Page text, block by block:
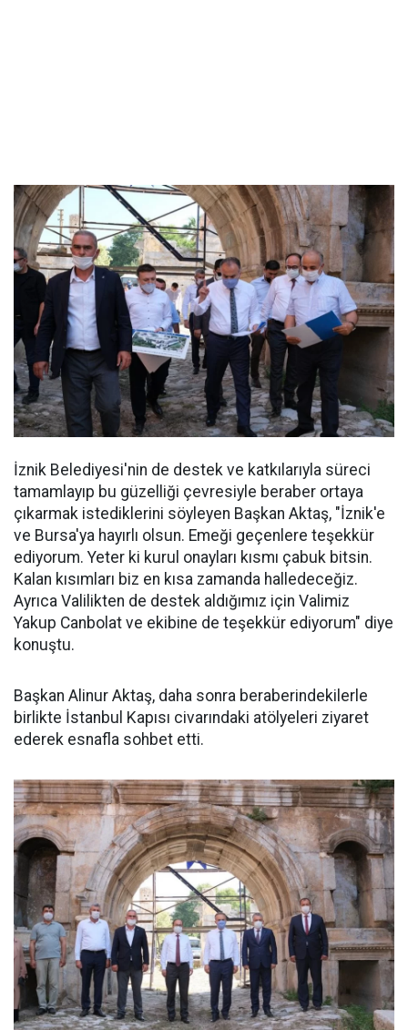
İznik Belediyesi'nin de destek ve katkılarıyla süreci
tamamlayıp bu güzelliği çevresiyle beraber ortaya
çıkarmak istediklerini söyleyen Başkan Aktaş, "İznik'e
ve Bursa'ya hayırlı olsun. Emeği geçenlere teşekkür
ediyorum. Yeter ki kurul onayları kısmı çabuk bitsin.
Kalan kısımları biz en kısa zamanda halledeceğiz.
Ayrıca Valilikten de destek aldığımız için Valimiz
Yakup Canbolat ve ekibine de teşekkür ediyorum" diye
konuştu.
Başkan Alinur Aktaş, daha sonra beraberindekilerle
birlikte İstanbul Kapısı civarındaki atölyeleri ziyaret
ederek esnafla sohbet etti.